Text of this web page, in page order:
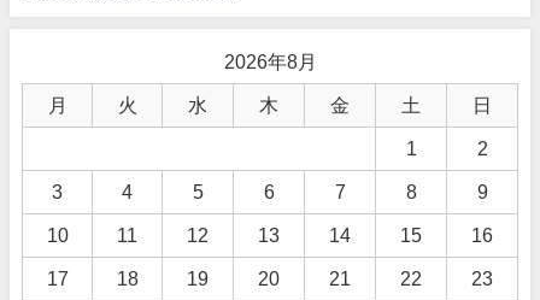
2026年8月
月 火 水 木 金 土 日
1 2
3 4 5 6 7 8 9
10 11 12 13 14 15 16
17 18 19 20 21 22 23